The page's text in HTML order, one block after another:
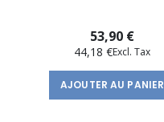
53,90 €
44,18 €
AJOUTER AU PANIER